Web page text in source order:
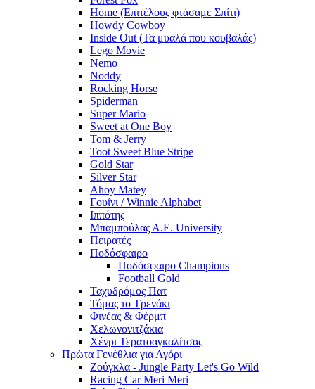
Home (Επιτέλους φτάσαμε Σπίτι)
Howdy Cowboy
Inside Out (Τα μυαλά που κουβαλάς)
Lego Movie
Nemo
Noddy
Rocking Horse
Spiderman
Super Mario
Sweet at One Boy
Tom & Jerry
Toot Sweet Blue Stripe
Gold Star
Silver Star
Ahoy Matey
Γουΐνι / Winnie Alphabet
Ιππότης
Μπαμπούλας Α.Ε. University
Πειρατές
Ποδόσφαιρο
Ποδόσφαιρο Champions
Football Gold
Ταχυδρόμος Πατ
Τόμας το Τρενάκι
Φινέας & Φέρμπ
Χελωνονιτζάκια
Χένρι Τερατοαγκαλίτσας
Πρώτα Γενέθλια για Αγόρι
Ζούγκλα - Jungle Party Let's Go Wild
Racing Car Meri Meri